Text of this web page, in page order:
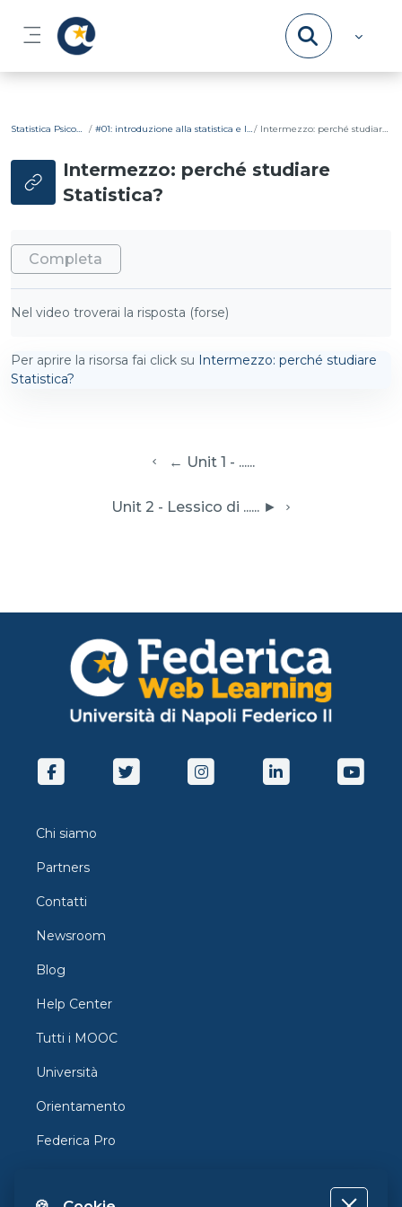
Pannello laterale
Statistica Psicometrica #01: introduzione alla statistica e lessico di base Intermezzo: perché studiare Statistica?
Intermezzo: perché studiare
Statistica?
Completa
Nel video troverai la risposta (forse)
Per aprire la risorsa fai click su Intermezzo: perché studiare
Statistica?
  ← Unit 1 - ......
Unit 2 - Lessico di ...... ►
Chi siamo
Partners
Contatti
Newsroom
Blog
Help Center
Tutti i MOOC
Università
Orientamento
Federica Pro